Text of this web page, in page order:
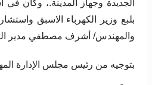
الجديدة وجهاز المدينة.، وكان
بلبع وزير الكهرباء الاسبق
والمهندس/ أشرف مصطفي مدير
بتوجيه من رئيس مجلس الإدارة